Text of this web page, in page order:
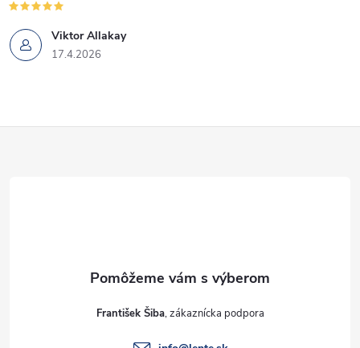
Viktor Allakay
17.4.2026
František Šiba